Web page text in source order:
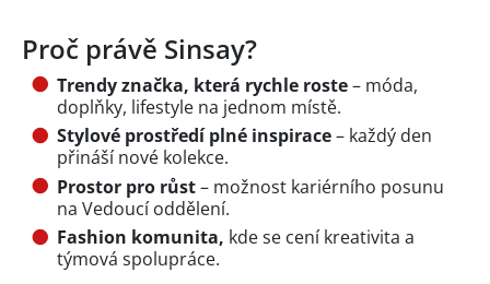
Proč právě Sinsay?
Trendy značka, která rychle roste– móda,
doplňky, lifestyle na jednom místě.
Stylové prostředí plné inspirace– každý den
přináší nové kolekce.
Prostor pro růst– možnost kariérního posunu
na Vedoucí oddělení.
Fashion komunita, kde se cení kreativita a
týmová spolupráce.